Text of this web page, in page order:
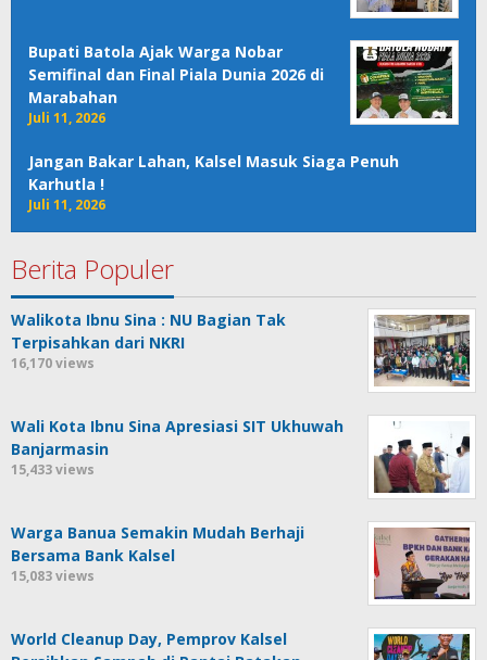
Bupati Batola Ajak Warga Nobar
Semifinal dan Final Piala Dunia 2026 di
Marabahan
Juli 11, 2026
Jangan Bakar Lahan, Kalsel Masuk Siaga Penuh
Karhutla !
Juli 11, 2026
Berita Populer
Walikota Ibnu Sina : NU Bagian Tak
Terpisahkan dari NKRI
16,170 views
Wali Kota Ibnu Sina Apresiasi SIT Ukhuwah
Banjarmasin
15,433 views
Warga Banua Semakin Mudah Berhaji
Bersama Bank Kalsel
15,083 views
World Cleanup Day, Pemprov Kalsel